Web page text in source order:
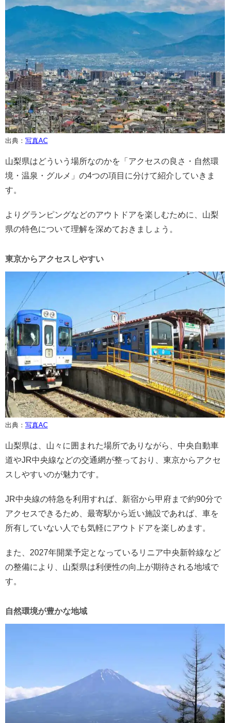
出典： 写真AC
山梨県はどういう場所なのかを「アクセスの良さ・自然環
境・温泉・グルメ」の4つの項目に分けて紹介していきま
す。
よりグランピングなどのアウトドアを楽しむために、山梨
県の特色について理解を深めておきましょう。
東京からアクセスしやすい
出典： 写真AC
山梨県は、山々に囲まれた場所でありながら、中央自動車
道やJR中央線などの交通網が整っており、東京からアクセ
スしやすいのが魅力です。
JR中央線の特急を利用すれば、新宿から甲府まで約90分で
アクセスできるため、最寄駅から近い施設であれば、車を
所有していない人でも気軽にアウトドアを楽しめます。
また、2027年開業予定となっているリニア中央新幹線など
の整備により、山梨県は利便性の向上が期待される地域で
す。
自然環境が豊かな地域